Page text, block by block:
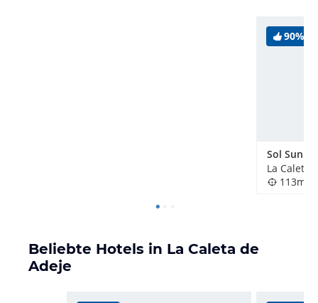
90%
La Caleta
113m
Beliebte Hotels in La Caleta de
Adeje